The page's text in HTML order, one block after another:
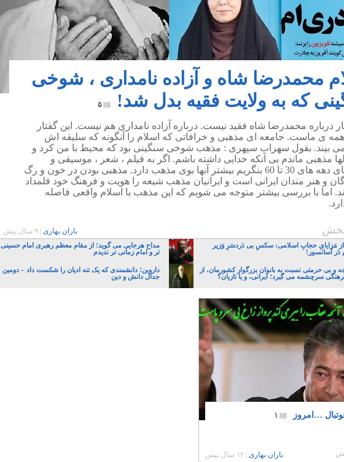
محمدرضا شاه و آزاده نامداری ، شوخی
که به ولایت فقیه بدل شد!
۵
درباره محمدرضا شاه فقید نیست. درباره آزاده نامداری هم نیست. این گفتار
همه ی ماست. جامعه ای مذهبی و خرافاتی که اسلام را آنگونه که سلیقه اش
بیند. بقول سهراب سپهری : مذهب شوخی سنگینی بود که محیط با من کرد و
مذهبی ماندم بی آنکه خدایی داشته باشم. اگر به فیلم ، شعر ، موسیقی و
داستانهای دهه های 30 تا 60 بنگریم بیشتر آنها بوی مذهب دارد. مذهبی بودن در خون و رگ
و هنر مندان ایرانی است و ایرانیان مذهب شیعه را هویت و فرهنگ خود قلمداد
اما با بررسی بیشتر متوجه می شویم که این مذهب با اسلام واقعی فاصله
باران بهاری ۹ سال پیش
مَزایایِ حجابِ اسلامی: سکسِ بی دَردسَرِ وَزیر
دَر آسانسور!
مداح هرجایی می گوید؛ از مقام معظم رهبری امام حسینی
تر و امام زمانی تر ندیدم
و بی حرمتی نسبت به بانوان بزرگوار کشورمان، از
سرچشمه می گیرد؛ ایرانی، و یا تازیان؟
داروین؛ دانشمندی که یک تنه ادیان را شکست داد – دومین
جدال دانش و دین
…امروز ۱
باران بهاری |۱۲ سال پیش